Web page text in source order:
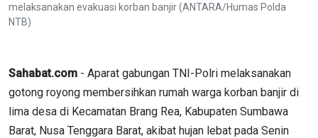
melaksanakan evakuasi korban banjir (ANTARA/Humas Polda
NTB)
Sahabat.com - Aparat gabungan TNI-Polri melaksanakan
gotong royong membersihkan rumah warga korban banjir di
lima desa di Kecamatan Brang Rea, Kabupaten Sumbawa
Barat, Nusa Tenggara Barat, akibat hujan lebat pada Senin